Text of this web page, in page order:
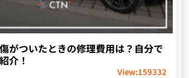
がついたときの修理費用は？自分で
介！
View:159332